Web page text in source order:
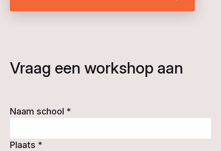
Vraag een workshop aan
Naam school *
Plaats *